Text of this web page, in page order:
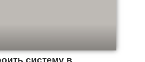
систему в